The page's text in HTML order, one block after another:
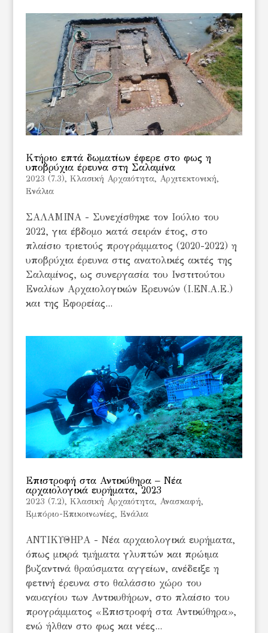
Κτήριο επτά δωματίων έφερε στο φως η
υποβρύχια έρευνα στη Σαλαμίνα
2023 (7.3), Kλασική Αρχαιότητα, Αρχιτεκτονική,
Ενάλια
ΣΑΛΑΜΙΝΑ - Συνεχίσθηκε τον Ιούλιο του
2022, για έβδομο κατά σειράν έτος, στο
πλαίσιο τριετούς προγράμματος (2020-2022) η
υποβρύχια έρευνα στις ανατολικές ακτές της
Σαλαμίνος, ως συνεργασία του Ινστιτούτου
Εναλίων Αρχαιολογικών Ερευνών (Ι.ΕΝ.Α.Ε.)
και της Εφορείας...
Επιστροφή στα Αντικύθηρα – Νέα
αρχαιολογικά ευρήματα, 2023
2023 (7.2), Kλασική Αρχαιότητα, Ανασκαφή,
Εμπόριο-Επικοινωνίες, Ενάλια
ΑΝΤΙΚΥΘΗΡΑ - Νέα αρχαιολογικά ευρήματα,
όπως μικρά τμήματα γλυπτών και πρώιμα
βυζαντινά θραύσματα αγγείων, ανέδειξε η
φετινή έρευνα στο θαλάσσιο χώρο του
ναυαγίου των Αντικυθήρων, στο πλαίσιο του
προγράμματος «Επιστροφή στα Αντικύθηρα»,
ενώ ήλθαν στο φως και νέες...